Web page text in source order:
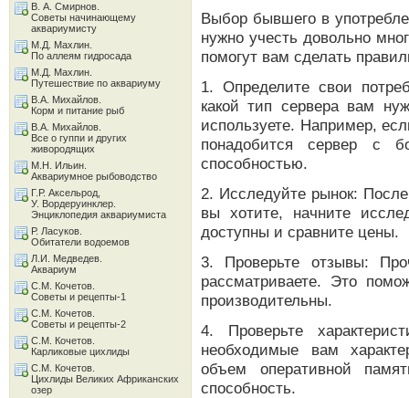
Выбор бывшего в
нужно учесть довольно
помогут вам сделать
1. Определите свои
какой тип сервера вам
используете. Например,
понадобится сервер с
способностью.
2. Исследуйте рынок:
вы хотите, начните
доступны и сравните цены.
3. Проверьте отзывы:
рассматриваете. Это
производительны.
4. Проверьте
необходимые вам
объем оперативной
способность.
В. А. Смирнов.
Советы начинающему
аквариумисту
М.Д. Махлин.
По аллеям гидросада
М.Д. Махлин.
Путешествие по аквариуму
В.А. Михайлов.
Корм и питание рыб
В.А. Михайлов.
Все о гуппи и других
живородящих
М.Н. Ильин.
Аквариумное рыбоводство
Г.Р. Аксельрод,
У. Вордеруинклер.
Энциклопедия аквариумиста
Р. Ласуков.
Обитатели водоемов
Л.И. Медведев.
Аквариум
С.М. Кочетов.
Советы и рецепты-1
С.М. Кочетов.
Советы и рецепты-2
С.М. Кочетов.
Карликовые цихлиды
С.М. Кочетов.
Цихлиды Великих Африканских
озер